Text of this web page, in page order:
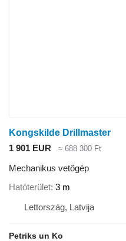
Kongskilde Drillmaster
1 901 EUR
≈ 688 300 Ft
Mechanikus vetőgép
Hatóterület 3 m
Lettország, Latvija
Petriks un Ko